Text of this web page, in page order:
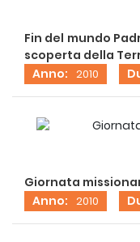
Fin del mundo
scoperta della
Anno: 2010
Giornata
Anno: 2010